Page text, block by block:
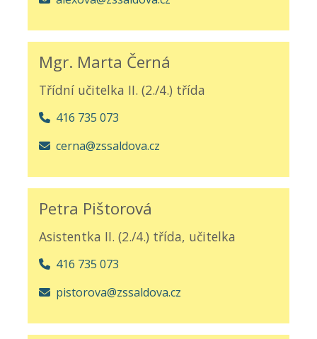
Mgr. Marta Černá
Třídní učitelka II. (2./4.) třída
416 735 073
cerna@zssaldova.cz
Petra Pištorová
Asistentka II. (2./4.) třída, učitelka
416 735 073
pistorova@zssaldova.cz